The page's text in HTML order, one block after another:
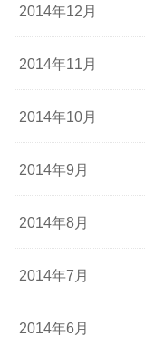
2014年12月
2014年11月
2014年10月
2014年9月
2014年8月
2014年7月
2014年6月